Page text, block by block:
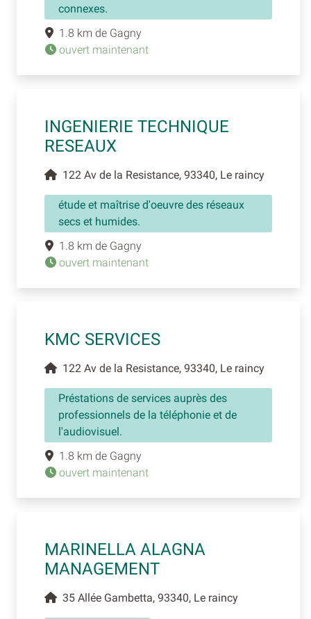
connexes.
1.8 km de Gagny
ouvert maintenant
INGENIERIE TECHNIQUE
RESEAUX
122 Av de la Resistance, 93340, Le raincy
étude et maîtrise d'oeuvre des réseaux
secs et humides.
1.8 km de Gagny
ouvert maintenant
KMC SERVICES
122 Av de la Resistance, 93340, Le raincy
Préstations de services auprès des
professionnels de la téléphonie et de
l'audiovisuel.
1.8 km de Gagny
ouvert maintenant
MARINELLA ALAGNA
MANAGEMENT
35 Allée Gambetta, 93340, Le raincy